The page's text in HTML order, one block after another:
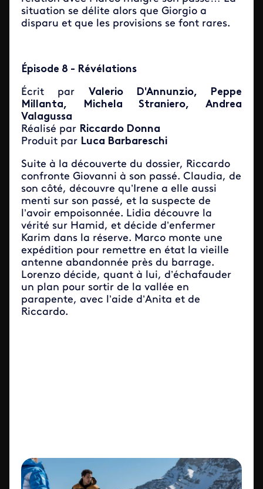
situation se délite alors que Giorgio a
disparu et que les provisions se font rares.
Épisode 8 - Révélations
Écrit par Valerio D'Annunzio, Peppe
Millanta, Michela Straniero, Andrea
Valagussa
Réalisé par Riccardo Donna
Produit par Luca Barbareschi
Suite à la découverte du dossier, Riccardo
confronte Giovanni à son passé. Claudia, de
son côté, découvre qu’Irene a elle aussi
menti sur son passé, et la suspecte de
l’avoir empoisonnée. Lidia découvre la
vérité sur Hamid, et décide d’enfermer
Karim dans la réserve. Marco monte une
expédition pour remettre en état la vieille
antenne abandonnée près du barrage.
Lorenzo décide, quant à lui, d’échafauder
un plan pour sortir de la vallée en
parapente, avec l’aide d’Anita et de
Riccardo.